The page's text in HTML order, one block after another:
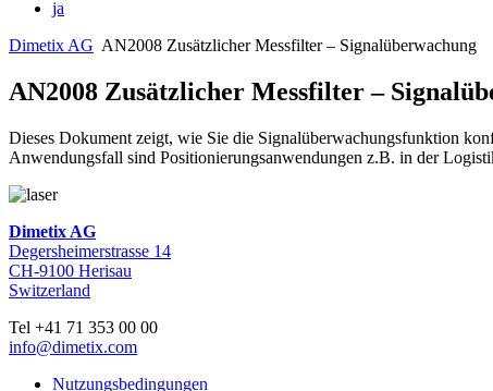
ja
Dimetix AG AN2008 Zusätzlicher Messfilter – Signalüberwachung
AN2008 Zusätzlicher Messfilter –
Dieses Dokument zeigt, wie Sie die Signalüberwachungsfunktion
Anwendungsfall sind Positionierungsanwendungen z.B. in der
Dimetix AG
Degersheimerstrasse 14
CH-9100 Herisau
Switzerland
Tel +41 71 353 00 00
info@dimetix.com
Nutzungsbedingungen